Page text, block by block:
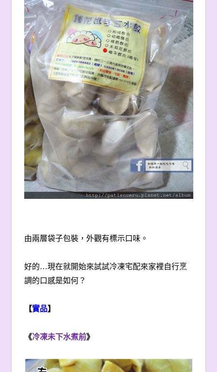
由兩層袋子包裝，外觀有標示口味。
好的…現在就開始來試試冷凍宅配來家裡自行烹
調的口感是如何？
【實品】
《冷凍未下水煮前》